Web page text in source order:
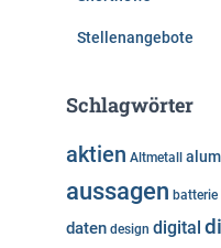
Stellenangebote
Schlagwörter
aktien Altmetall
aussagen batterie
daten design digital